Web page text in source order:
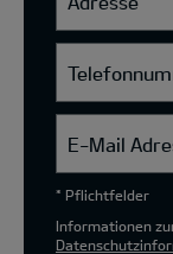
E-Mail
* Pflichtfelder
Informationen